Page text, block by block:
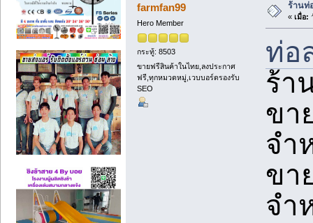
farmfan99
Hero Member
กระทู้: 8503
ขายฟรีสินค้าในไทย,ลงประกาศ
ฟรี,ทุกหมวดหมู่,เวบบอร์ดรองรับ
SEO
ร้านท่
« เมื่อ:
ท่อ
ร้า
ขา
จำ
ขา
จำ